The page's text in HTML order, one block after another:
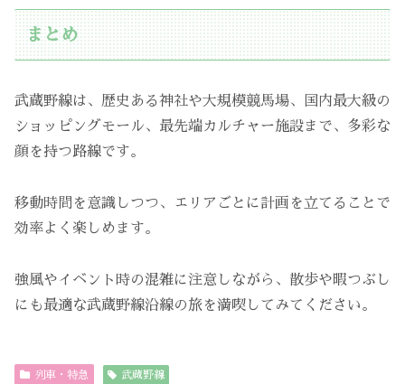
まとめ
武蔵野線は、歴史ある神社や大規模競馬場、国内最大級の
ショッピングモール、最先端カルチャー施設まで、多彩な
顔を持つ路線です。
移動時間を意識しつつ、エリアごとに計画を立てることで
効率よく楽しめます。
強風やイベント時の混雑に注意しながら、散歩や暇つぶし
にも最適な武蔵野線沿線の旅を満喫してみてください。
列車・特急 武蔵野線